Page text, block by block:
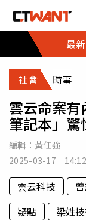
最新
社會 時事
雲云命案
筆記本」
編輯： 黃任強
2025-03-17 14:12
雲云科技
疑點
梁姓